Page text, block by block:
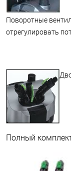
Поворотные
отрегулировать
Полный